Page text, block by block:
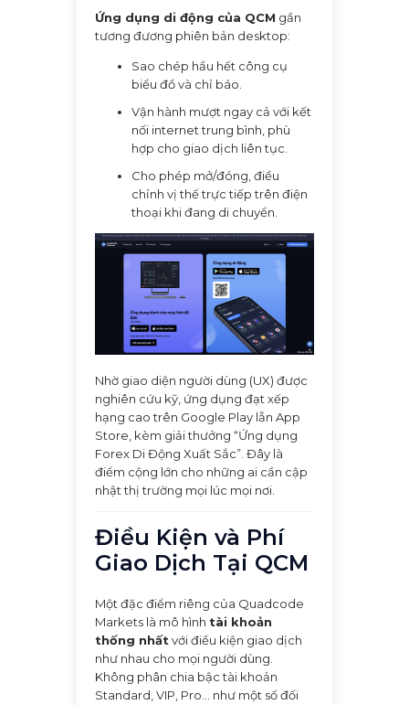
Ứng dụng di động của QCM gần
tương đương phiên bản desktop:
Sao chép hầu hết công cụ
biểu đồ và chỉ báo.
Vận hành mượt ngay cả với kết
nối internet trung bình, phù
hợp cho giao dịch liên tục.
Cho phép mở/đóng, điều
chỉnh vị thế trực tiếp trên điện
thoại khi đang di chuyển.
Nhờ giao diện người dùng (UX) được
nghiên cứu kỹ, ứng dụng đạt xếp
hạng cao trên Google Play lẫn App
Store, kèm giải thưởng “Ứng dụng
Forex Di Động Xuất Sắc”. Đây là
điểm cộng lớn cho những ai cần cập
nhật thị trường mọi lúc mọi nơi.
Điều Kiện và Phí
Giao Dịch Tại QCM
Một đặc điểm riêng của Quadcode
Markets là mô hình tài khoản
thống nhấtvới điều kiện giao dịch
như nhau cho mọi người dùng.
Không phân chia bậc tài khoản
Standard, VIP, Pro... như một số đối